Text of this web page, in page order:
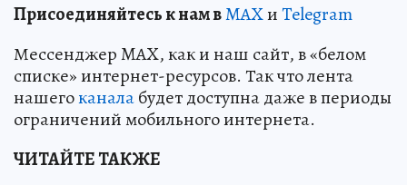
Присоединяйтесь к нам вMAXиTelegram
Мессенджер MAX, как и наш сайт, в «белом
списке» интернет-ресурсов. Так что лента
нашегоканалабудет доступна даже в периоды
ограничений мобильного интернета.
ЧИТАЙТЕ ТАКЖЕ